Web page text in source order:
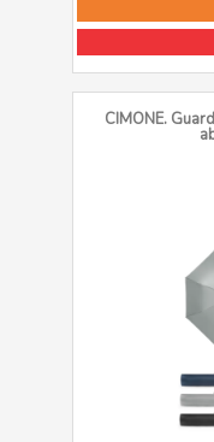
CIMONE.